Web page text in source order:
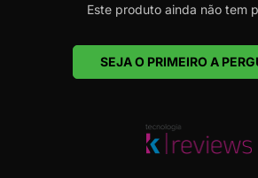
Este produto ainda não tem
SEJA O PRIMEIRO A